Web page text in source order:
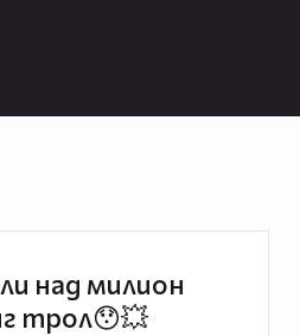
над милион
трол😯💥